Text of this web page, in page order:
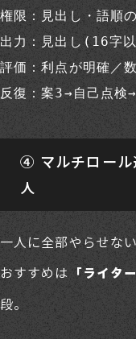
権限：見出し・語順
出力：見出し(16字
評価：利点が明確／
④ マルチロール
人
一人に全部やらせな
おすすめは 「ライタ
段。